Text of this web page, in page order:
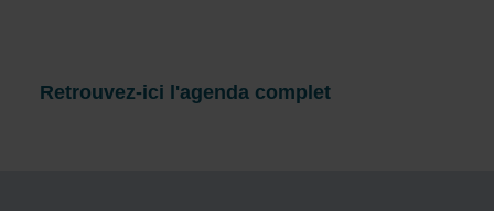
Retrouvez-ici l'agenda complet